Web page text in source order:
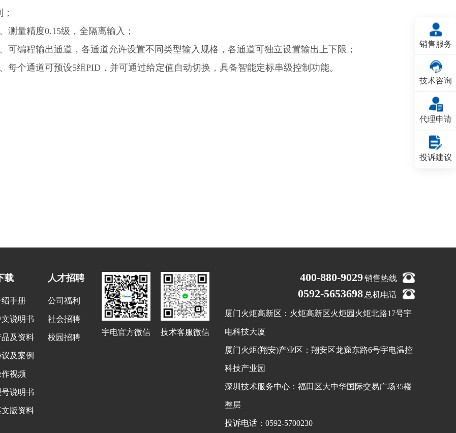
测量精度0.15级，全隔离输入；
可编程输出通道，各通道允许设置不同类型输入规格，各通道可独立设置输出上下限；
每个通道可预设5组PID，并可通过给定值自动切换，具备智能定标串级控制功能。
销售服务
技术咨询
代理申请
投诉建议
载
手册
说明书
及资料
及案例
视频
说明书
版资料
人才招聘
公司福利
社会招聘
校园招聘
宇电官方微信 技术客服微信
400-880-9029销售热线
0592-5653698 总机电话
厦门火炬高新区：火炬高新区火炬园火炬北路17号宇
电科技大厦
厦门火炬(翔安)产业区：翔安区龙窟东路6号宇电温控
科技产业园
深圳技术服务中心：福田区大中华国际交易广场35楼
整层
投诉电话：0592-5700230